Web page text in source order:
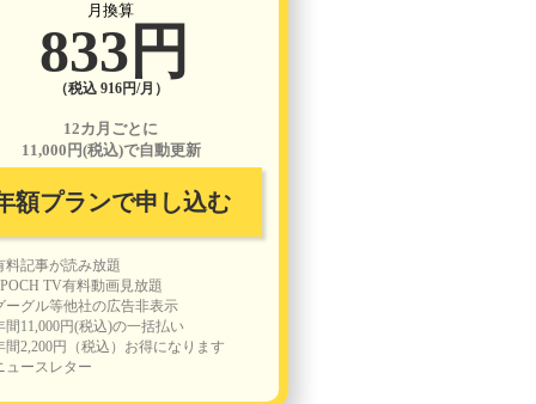
月換算
833円
（税込 916円/月）
12カ月ごとに
11,000円(税込)で自動更新
額プランで申し込む
料記事が読み放題
TV有料動画見放題
ーグル等他社の広告非表示
間11,000円(税込)の一括払い
間2,200円（税込）お得になります
ュースレター